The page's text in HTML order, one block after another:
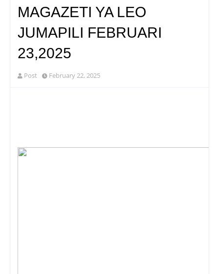
MAGAZETI YA LEO
JUMAPILI FEBRUARI
23,2025
Post February 22, 2025